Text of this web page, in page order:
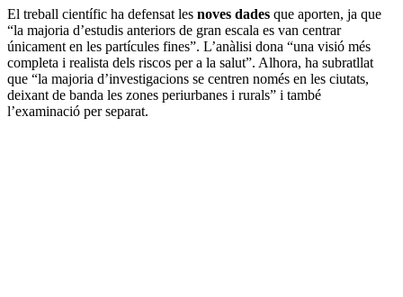
El treball científic ha defensat les noves dades que aporten, ja que
“la majoria d’estudis anteriors de gran escala es van centrar
únicament en les partícules fines”. L’anàlisi dona “una visió més
completa i realista dels riscos per a la salut”. Alhora, ha subratllat
que “la majoria d’investigacions se centren només en les ciutats,
deixant de banda les zones periurbanes i rurals” i també
l’examinació per separat.